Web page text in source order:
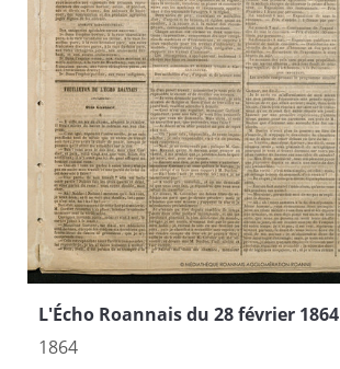
L'Écho Roannais du 28 février 1864
1864